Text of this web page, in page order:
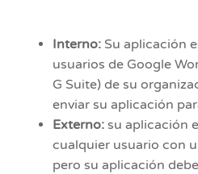
Interno: Su aplicación
usuarios de Google
G Suite) de su
enviar su aplicación
Externo: su aplicación
cualquier usuario con
pero su aplicación